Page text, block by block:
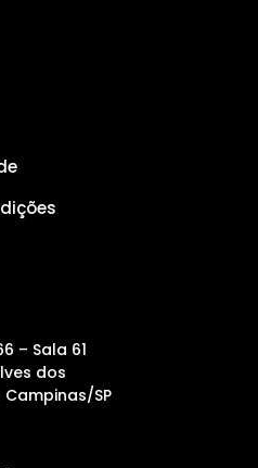
– Sala 61
dos
SP